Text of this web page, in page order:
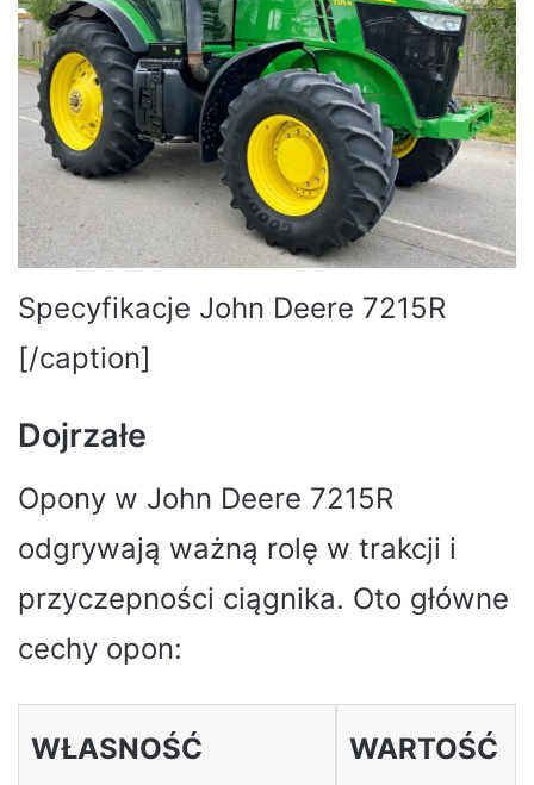
Specyfikacje John Deere 7215R
[/caption]
Dojrzałe
Opony w John Deere 7215R
odgrywają ważną rolę w trakcji i
przyczepności ciągnika. Oto główne
cechy opon:
WŁASNOŚĆ WARTOŚĆ